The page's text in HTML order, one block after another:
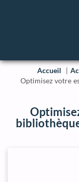
Accueil
Optimisez votre